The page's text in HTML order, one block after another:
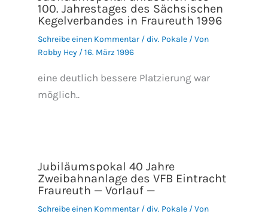
100. Jahrestages des Sächsischen
Kegelverbandes in Fraureuth 1996
Schreibe einen Kommentar /div. Pokale/ Von
Robby Hey /16. März 1996
eine deutlich bessere Platzierung war
möglich..
Jubiläumspokal 40 Jahre
Zweibahnanlage des VFB Eintracht
Fraureuth — Vorlauf —
Schreibe einen Kommentar /div. Pokale/ Von